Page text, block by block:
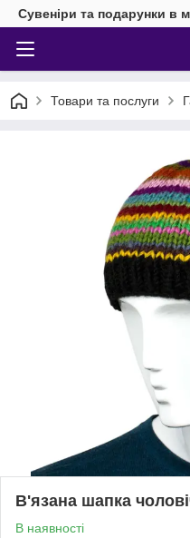
Сувеніри та подарунки в
Товари та послуги
В'язана шапка
В наявності